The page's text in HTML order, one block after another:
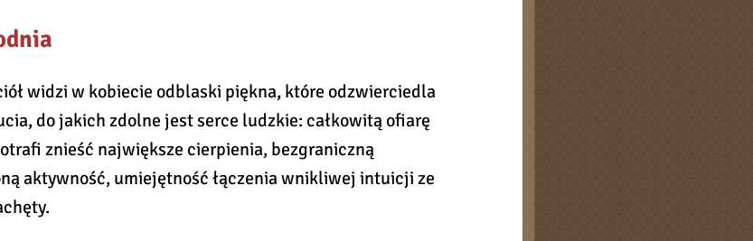
widzi w kobiecie odblaski piękna, które odzwierciedla
do jakich zdolne jest serce ludzkie: całkowitą ofiarę
znieść największe cierpienia, bezgraniczną
aktywność, umiejętność łączenia wnikliwej intuicji ze